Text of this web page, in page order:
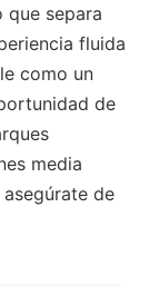
separa
fluida
como un
de
media
de